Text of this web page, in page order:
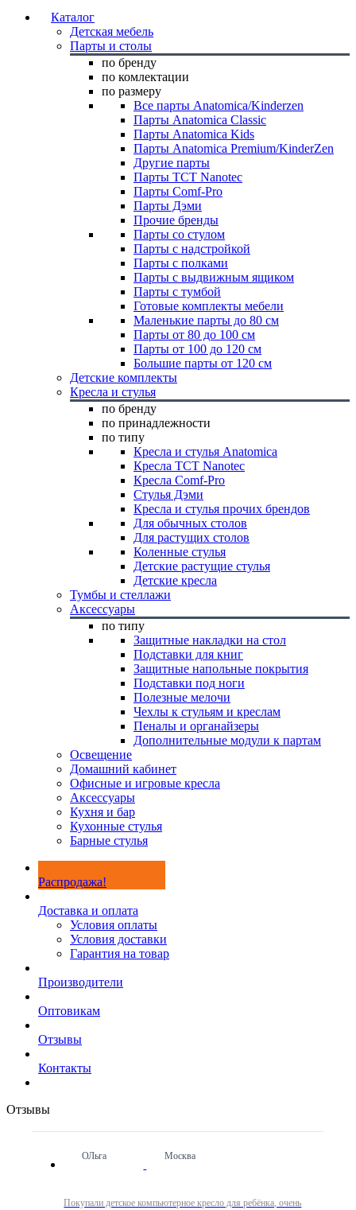
Каталог
Детская мебель
Парты и столы
по бренду
по комлектации
по размеру
Все парты Anatomica/Kinderzen
Парты Anatomica Classic
Парты Anatomica Kids
Парты Anatomica Premium/KinderZen
Другие парты
Парты TCT Nanotec
Парты Comf-Pro
Парты Дэми
Прочие бренды
Парты со стулом
Парты с надстройкой
Парты с полками
Парты с выдвижным ящиком
Парты с тумбой
Готовые комплекты мебели
Маленькие парты до 80 см
Парты от 80 до 100 см
Парты от 100 до 120 см
Большие парты от 120 см
Детские комплекты
Кресла и стулья
по бренду
по принадлежности
по типу
Кресла и стулья Anatomica
Кресла TCT Nanotec
Кресла Comf-Pro
Стулья Дэми
Кресла и стулья прочих брендов
Для обычных столов
Для растущих столов
Коленные стулья
Детские растущие стулья
Детские кресла
Тумбы и стеллажи
Аксессуары
по типу
Защитные накладки на стол
Подставки для книг
Защитные напольные покрытия
Подставки под ноги
Полезные мелочи
Чехлы к стульям и креслам
Пеналы и органайзеры
Дополнительные модули к партам
Освещение
Домашний кабинет
Офисные и игровые кресла
Аксессуары
Кухня и бар
Кухонные стулья
Барные стулья
Распродажа!
Доставка и оплата
Условия оплаты
Условия доставки
Гарантия на товар
Производители
Оптовикам
Отзывы
Контакты
Отзывы
ОЛьга Москва
Покупали детское компьютерное кресло для ребёнка, очень